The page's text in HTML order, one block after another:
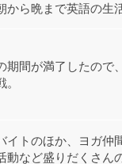
から晩まで英語の生
期間が満了したので
イトのほか、ヨガ仲
動など盛りだくさん